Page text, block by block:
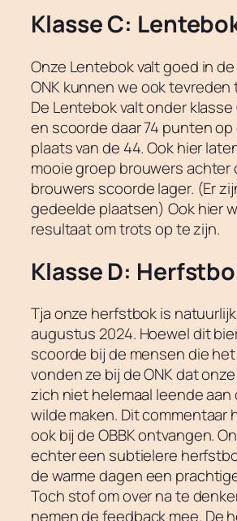
Klasse C:
Onze Lentebok valt goed in de
ONK kunnen we ook tevreden
De Lentebok valt onder
en scoorde daar 74 punten op
plaats van de 44. Ook hier
mooie groep brouwers achter
brouwers scoorde lager. (Er
gedeelde plaatsen) Ook hier
resultaat om trots op te zijn.
Klasse D:
Tja onze herfstbok is
augustus 2024. Hoewel dit
scoorde bij de mensen die
vonden ze bij de ONK dat
zich niet helemaal leende aan
wilde maken. Dit commentaar
ook bij de OBBK ontvangen.
echter een subtielere
de warme dagen een
Toch stof om over na te
nemen de feedback mee. De